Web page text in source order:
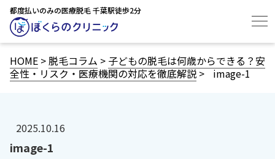
都度払いのみの医療脱毛 千葉駅徒歩2分
HOME >脱毛コラム > 子どもの脱毛は何歳からできる？安
全性・リスク・医療機関の対応を徹底解説> image-1
2025.10.16
image-1